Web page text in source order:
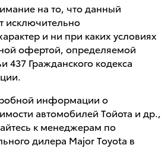
на то, что данный
исключительно
и ни при каких условиях
офертой, определяемой
437 Гражданского кодекса
информации о
автомобилей Тойота и др.,
к менеджерам по
дилера Major Toyota в